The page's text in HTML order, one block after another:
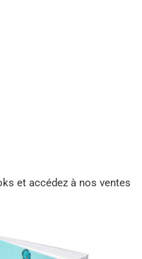
et accédez à nos ventes